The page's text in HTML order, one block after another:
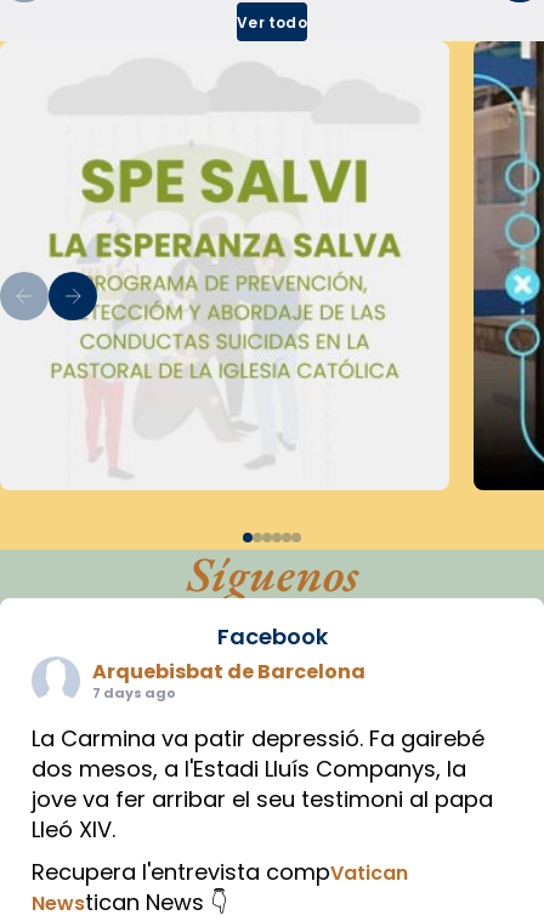
Ver todo
Síguenos
Facebook
Arquebisbat de Barcelona
7 days ago
La Carmina va patir depressió. Fa gairebé
dos mesos, a l'Estadi Lluís Companys, la
jove va fer arribar el seu testimoni al papa
Lleó XIV.
Recupera l'entrevista compVatican
Newstican News 👇